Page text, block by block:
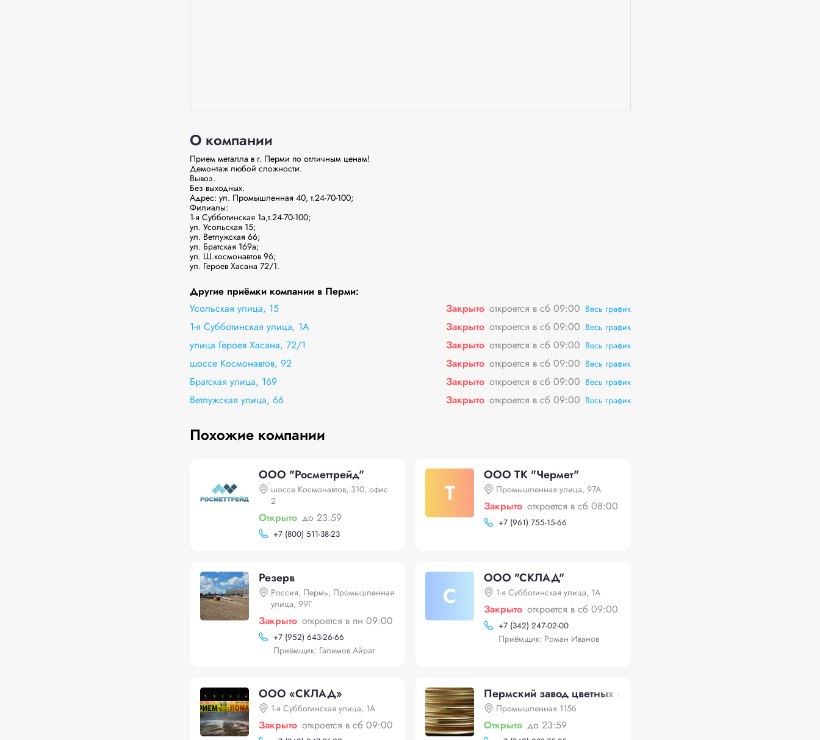
О компании
Прием металла в г. Перми по отличным ценам!
Демонтаж любой сложности.
Вывоз.
Без выходных.
Адрес: ул. Промышленная 40, т.24-70-100;
Филиалы:
1-я Субботинская 1а,т.24-70-100;
ул. Усольская 15;
ул. Ветлужская 66;
ул. Братская 169а;
ул. Ш.космонавтов 96;
ул. Героев Хасана 72/1.
Другие приёмки компании в Перми:
Усольская улица, 15
Закрыто откроется в сб 09:00 Весь график
1-я Субботинская улица, 1А Закрыто откроется в сб 09:00 Весь график
улица Героев Хасана, 72/1 Закрыто откроется в сб 09:00 Весь график
шоссе Космонавтов, 92 Закрыто откроется в сб 09:00 Весь график
Братская улица, 169 Закрыто откроется в сб 09:00 Весь график
Ветлужская улица, 66 Закрыто откроется в сб 09:00 Весь график
Похожие компании
ООО "Росметтрейд"
шоссе Космонавтов, 310, офис
2
Открыто до 23:59
+7 (800) 511-38-23
Т
ООО ТК "Чермет"
Промышленная улица, 97А
Закрыто откроется в сб 08:00
+7 (961) 755-15-66
Резерв
Россия, Пермь, Промышленная
улица, 99Г
Закрыто откроется в пн 09:00
+7 (952) 643-26-66
Приёмщик: Галимов Айрат
С
ООО "СКЛАД"
1-я Субботинская улица, 1А
Закрыто откроется в сб 09:00
+7 (342) 247-02-00
Приёмщик: Роман Иванов
ООО «СКЛАД»
1-я Субботинская улица, 1А
Закрыто откроется в сб 09:00
Пермский завод цветных металлов
Промышленная 115б
Открыто до 23:59